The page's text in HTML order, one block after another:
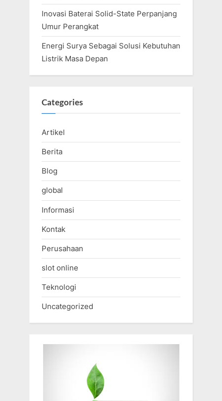
Inovasi Baterai Solid-State Perpanjang
Umur Perangkat
Energi Surya Sebagai Solusi Kebutuhan
Listrik Masa Depan
Categories
Artikel
Berita
Blog
global
Informasi
Kontak
Perusahaan
slot online
Teknologi
Uncategorized